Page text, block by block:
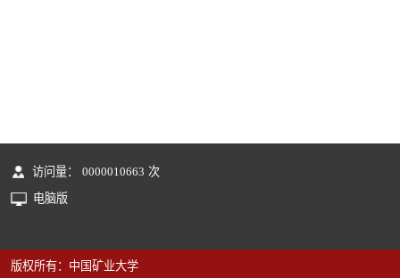
访问量： 0000010663 次
电脑版
版权所有：中国矿业大学